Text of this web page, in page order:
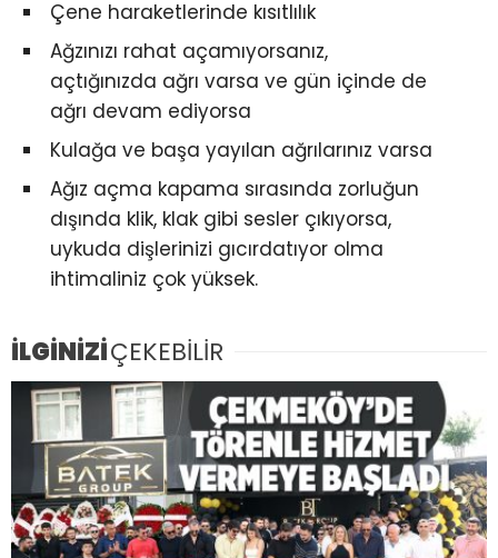
Çene haraketlerinde kısıtlılık
Ağzınızı rahat açamıyorsanız,
açtığınızda ağrı varsa ve gün içinde de
ağrı devam ediyorsa
Kulağa ve başa yayılan ağrılarınız varsa
Ağız açma kapama sırasında zorluğun
dışında klik, klak gibi sesler çıkıyorsa,
uykuda dişlerinizi gıcırdatıyor olma
ihtimaliniz çok yüksek.
İLGİNİZİÇEKEBİLİR